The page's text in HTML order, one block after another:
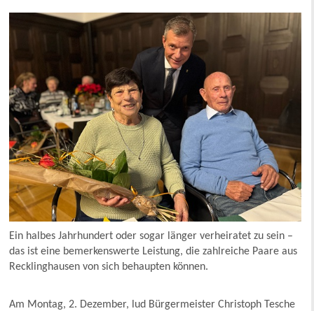
Ein halbes Jahrhundert oder sogar länger verheiratet zu sein –
das ist eine bemerkenswerte Leistung, die zahlreiche Paare aus
Recklinghausen von sich behaupten können.
Am Montag, 2. Dezember, lud Bürgermeister Christoph Tesche